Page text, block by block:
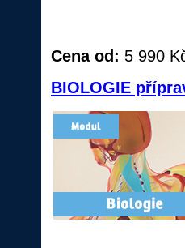
Cena od: 5 990
BIOLOGIE